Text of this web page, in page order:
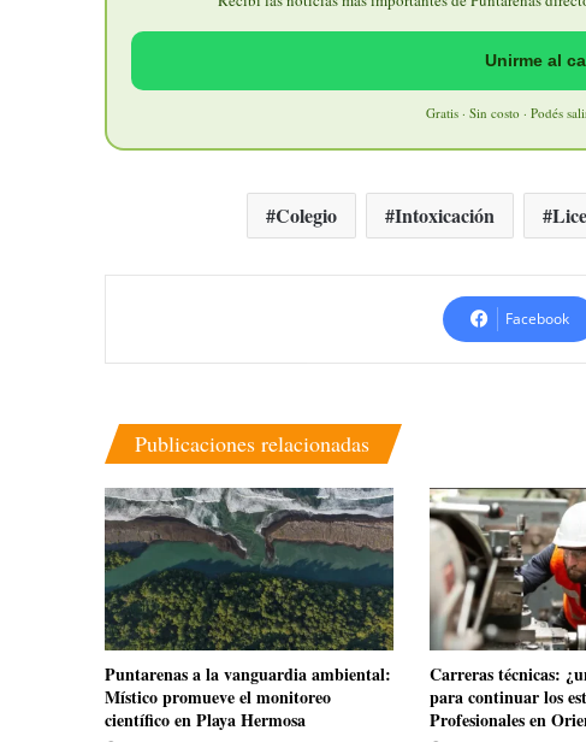
Unirme al
Gratis · Sin costo · Podés
Colegio Intoxicación
Facebook
Publicaciones relacionadas
​Puntarenas a la vanguardia ambiental:
Místico promueve el monitoreo
científico en Playa Hermosa
Carreras técnicas:
para continuar los
Profesionales en